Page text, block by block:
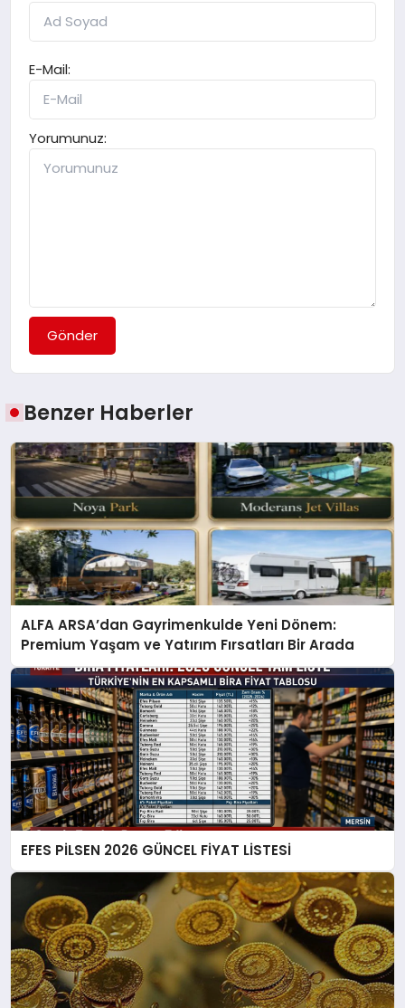
E-Mail:
Yorumunuz:
Gönder
Benzer Haberler
ALFA ARSA’dan Gayrimenkulde Yeni Dönem:
Premium Yaşam ve Yatırım Fırsatları Bir Arada
EFES PİLSEN 2026 GÜNCEL FİYAT LİSTESİ